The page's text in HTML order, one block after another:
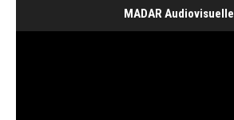
MADAR Audiovisuelle